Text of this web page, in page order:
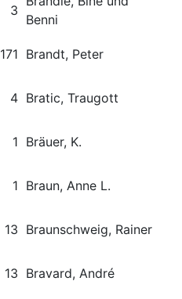
3
Benni
171 Brandt, Peter
4 Bratic, Traugott
1 Bräuer, K.
1 Braun, Anne L.
13 Braunschweig, Rainer
13 Bravard, André